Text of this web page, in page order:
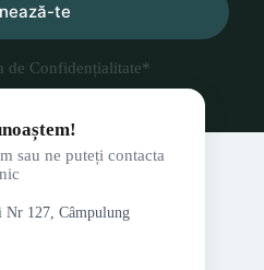
te
de Confidențialitate*
sau ne puteți contacta
Nr 127, Câmpulung